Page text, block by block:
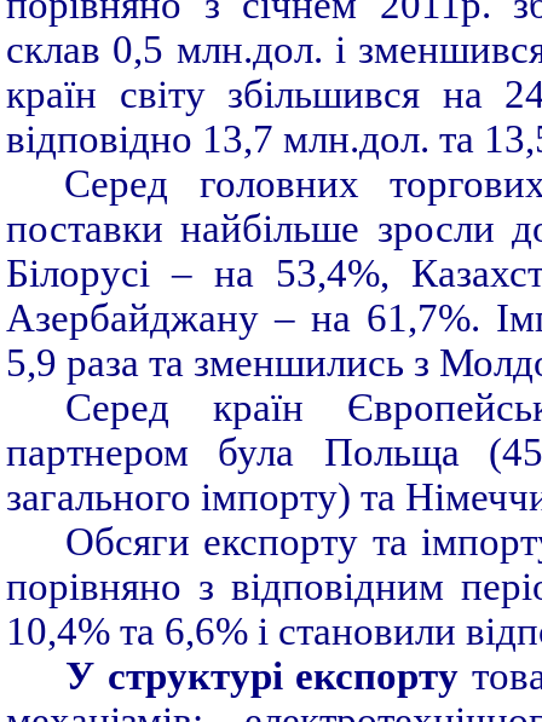
склав 0,5 млн.дол. і
країн світу збільшився на
відповідно 13,7 млн.дол. та
Серед головних
поставки найбільше зросли
Білорусі – на 53,4%,
Азербайджану – на 61,7%.
5,9 раза та зменшились з
Серед країн
партнером була Польща
загального імпорту) та
Обсяги експорту та
порівняно з відповідним
10,4% та 6,6% і становили
У структурі експорту